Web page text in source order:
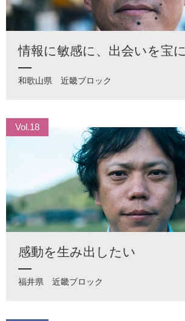
情報に敏感に、出会いを宝に
和歌山県 近畿ブロック
Vol.18
感動を生み出したい
福井県 近畿ブロック